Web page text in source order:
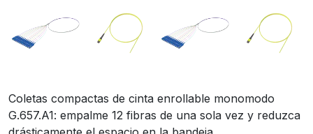
Coletas compactas de cinta enrollable monomodo
G.657.A1: empalme 12 fibras de una sola vez y reduzca